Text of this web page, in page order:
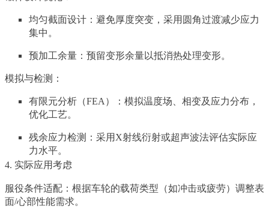
均匀截面设计：避免厚度突变，采用圆角过渡减少应力
集中。
预加工余量：预留变形余量以抵消热处理变形。
模拟与检测：
有限元分析（FEA）：模拟温度场、相变及应力分布，
优化工艺。
残余应力检测：采用X射线衍射或超声波法评估实际应
力水平。
4. 实际应用考虑
服役条件适配：根据车轮的载荷类型（如冲击或疲劳）调整表
面/心部性能需求。